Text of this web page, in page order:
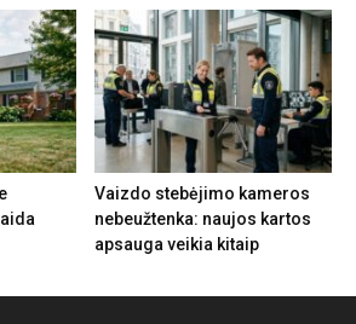
Vaizdo stebėjimo kameros
nebeužtenka: naujos kartos
apsauga veikia kitaip